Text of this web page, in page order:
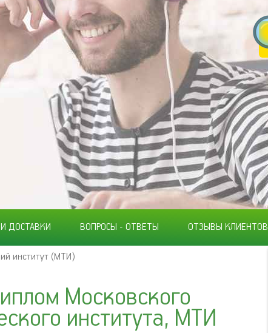
ДОСТАВКИ ВОПРОСЫ - ОТВЕТЫ ОТЗЫВЫ КЛИЕНТОВ
институт (МТИ)
Московского
института, МТИ